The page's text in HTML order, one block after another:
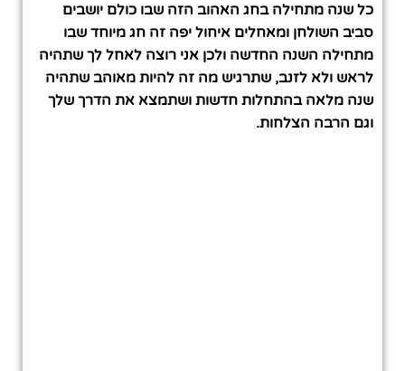
כל שנה מתחילה בחג האהוב הזה שבו כולם יושבים
סביב השולחן ומאחלים איחול יפה זה חג מיוחד שבו
מתחילה השנה החדשה ולכן אני רוצה לאחל לך שתהיה
לראש ולא לזנב, שתרגיש מה זה להיות מאוהב שתהיה
שנה מלאה בהתחלות חדשות ושתמצא את הדרך שלך
וגם הרבה הצלחות.